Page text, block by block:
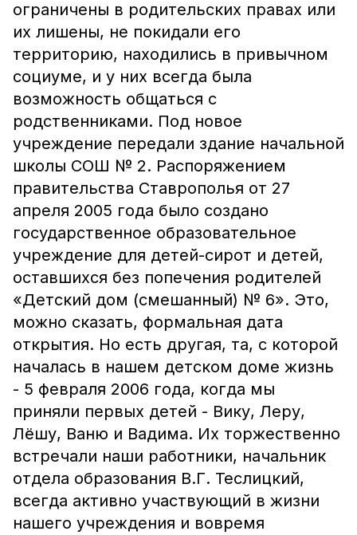
ограничены в родительских правах или
их лишены, не покидали его
территорию, находились в привычном
социуме, и у них всегда была
возможность общаться с
родственниками. Под новое
учреждение передали здание начальной
школы СОШ № 2. Распоряжением
правительства Ставрополья от 27
апреля 2005 года было создано
государственное образовательное
учреждение для детей-сирот и детей,
оставшихся без попечения родителей
«Детский дом (смешанный) № 6». Это,
можно сказать, формальная дата
открытия. Но есть другая, та, с которой
началась в нашем детском доме жизнь
- 5 февраля 2006 года, когда мы
приняли первых детей - Вику, Леру,
Лёшу, Ваню и Вадима. Их торжественно
встречали наши работники, начальник
отдела образования В.Г. Теслицкий,
всегда активно участвующий в жизни
нашего учреждения и вовремя